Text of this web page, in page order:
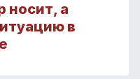
носит, а
в